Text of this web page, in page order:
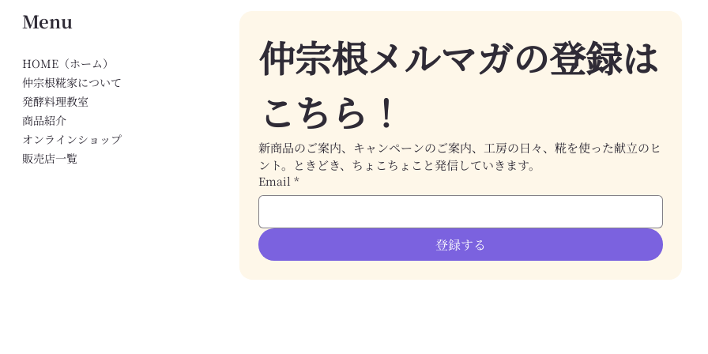
おから味噌のお手入れ｜保
存・熟成・カビ対策ガイド
親子で楽しむ発酵の食育｜子
どもと通える沖縄の料理教室
Menu
HOME（ホーム）
仲宗根糀家について
発酵料理教室
商品紹介
オンラインショップ
販売店一覧
仲宗根メルマガの登録は
こちら！
新商品のご案内、キャンペーンのご案内、工房の日々、糀を使った献立のヒ
ント。ときどき、ちょこちょこと発信していきます。
Email *
登録する